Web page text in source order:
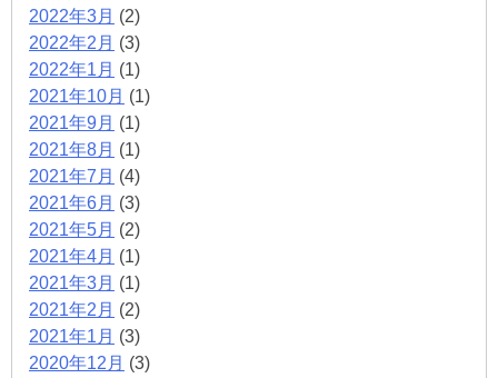
2022年3月 (2)
2022年2月 (3)
2022年1月 (1)
2021年10月 (1)
2021年9月 (1)
2021年8月 (1)
2021年7月 (4)
2021年6月 (3)
2021年5月 (2)
2021年4月 (1)
2021年3月 (1)
2021年2月 (2)
2021年1月 (3)
2020年12月 (3)